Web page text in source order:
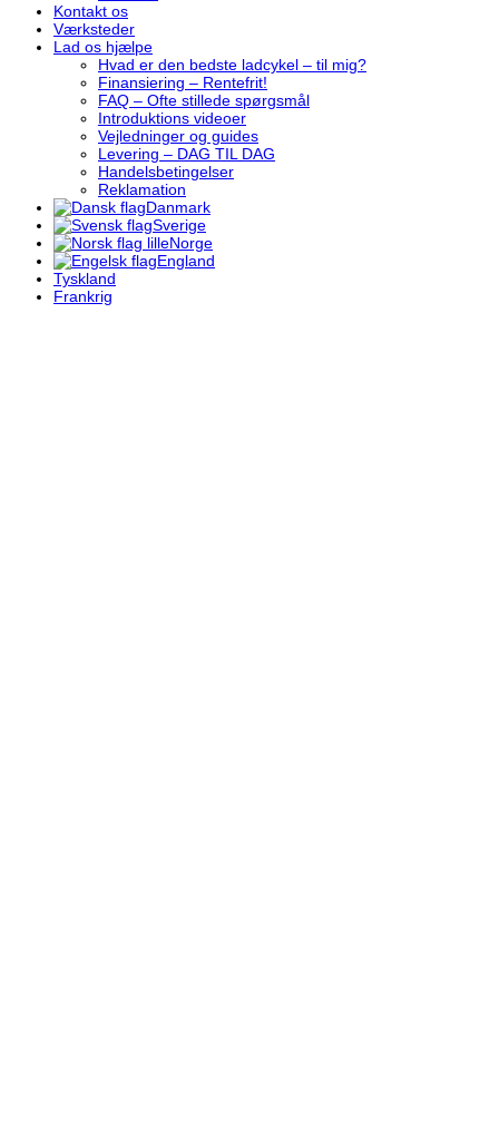
Kontakt os
Værksteder
Lad os hjælpe
Hvad er den bedste ladcykel – til mig?
Finansiering – Rentefrit!
FAQ – Ofte stillede spørgsmål
Introduktions videoer
Vejledninger og guides
Levering – DAG TIL DAG
Handelsbetingelser
Reklamation
Danmark
Sverige
Norge
England
Tyskland
Frankrig